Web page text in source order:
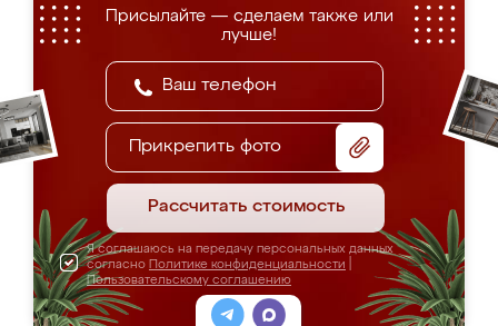
Присылайте — сделаем также или
лучше!
Прикрепить фото
Рассчитать стоимость
Я соглашаюсь на передачу персональных данных
согласно Политике конфиденциальности
Пользовательскому соглашению